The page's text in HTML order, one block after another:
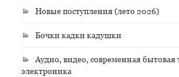
Новые поступления (лето 2026)
Бочки кадки кадушки
Аудио, видео, современная бытовая
электроника